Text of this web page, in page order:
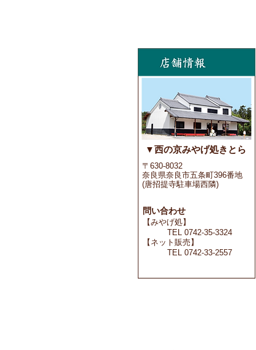
問い合わせ
【みやげ処】
TEL 0742-35-3324
【ネット販売】
TEL 0742-33-2557
〒630-8032
奈良県奈良市五条町396番地
(唐招提寺駐車場西隣)
▼西の京みやげ処きとら